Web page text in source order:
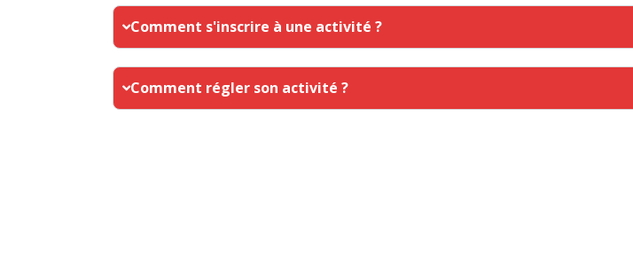
Comment s'inscrire à une activité ?
Comment régler son activité ?